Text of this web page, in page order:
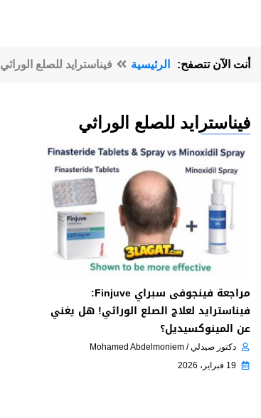
أنت الآن تتصفح: الرئيسية فيناسترايد للصلع الوراثي
فيناسترايد للصلع الوراثي
مراجعة فينجوفى سبراي Finjuve:
فيناسترايد لعلاج الصلع الوراثي! هل يغني
عن المينوكسيديل؟
دكتور صيدلي / Mohamed Abdelmoniem
19 فبراير، 2026